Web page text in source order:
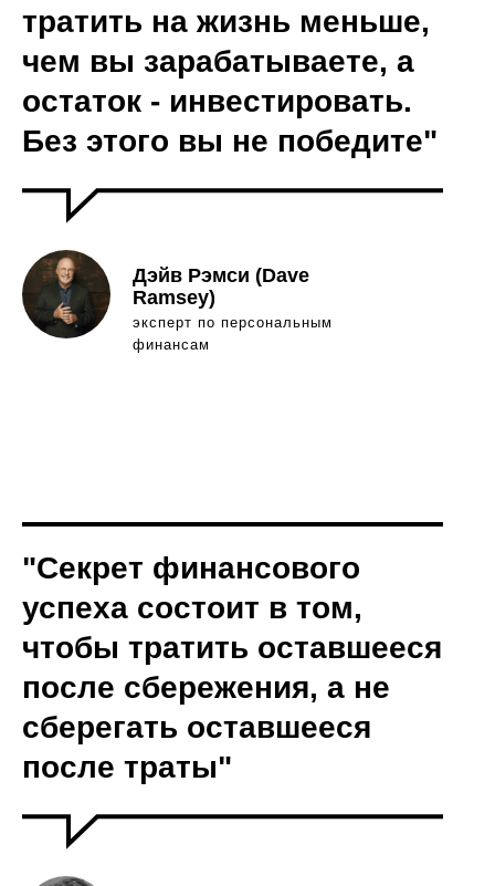
тратить на жизнь меньше,
чем вы зарабатываете, а
остаток - инвестировать.
Без этого вы не победите"
Дэйв Рэмси (Dave
Ramsey)
эксперт по персональным
финансам
"Секрет финансового
успеха состоит в том,
чтобы тратить оставшееся
после сбережения, а не
сберегать оставшееся
после траты"